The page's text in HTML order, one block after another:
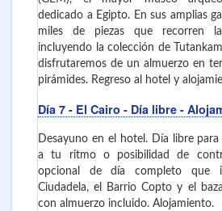
dedicado a Egipto. En sus amplias
miles de piezas que recorren
incluyendo la colección de
disfrutaremos de un almuerzo en
pirámides. Regreso al hotel y
Día 7 - El Cairo - Día libre -
Desayuno en el hotel. Día libre
a tu ritmo o posibilidad de
opcional de día completo que
Ciudadela, el Barrio Copto y el
con almuerzo incluido. Alojamiento.